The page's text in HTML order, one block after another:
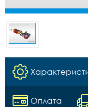
Оплата